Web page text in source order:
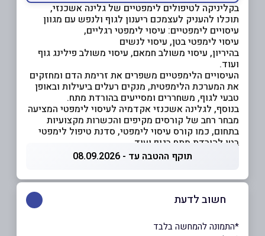
בקליניקה לטיפולים לימפטיים של גלינה אשכנזי,
תוכלו להעניק לעצמכם ריענון לגוף ולנפש עם מגוון
עיסויים לימפטיים: עיסוי לימפטי רגליים,
עיסוי לימפטי בטן, עיסוי לנשים
בהיריון, עיסוי משולב חמאם, עיסוי משולב פילינג גוף
ועוד.
העיסויים הלימפטיים משפרים את זרימת הדם ומחזקים
את המערכת הלימפטית, מנקים רעלים ביעילות ובאופן
טבעי לגוף, משחררים ומסייעים בהורדת מתח.
בנוסף, לגלינה אשכנזי אקדמיה לעיסוי לימפטי המציעה
מבחר רחב של קורסים מקיפים והכשרות מקצועיות
בתחום, כמו קורס עיסוי לימפטי, סדנת טיפול לימפטי
בטן להורדת מתח בגוף ועוד.
תוקף ההטבה עד - 08.09.2026
חשוב לדעת
*התמונה להמחשה בלבד